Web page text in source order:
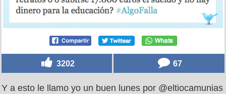
3202 67
Y a esto le llamo yo un buen lunes por @eltiocamunias